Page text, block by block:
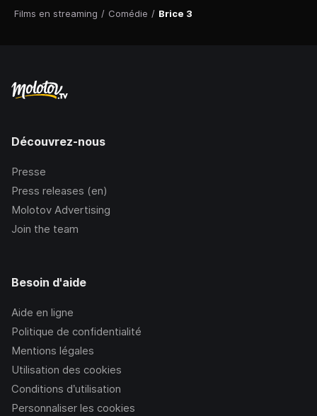
Films en streaming / Comédie / Brice 3
Découvrez-nous
Presse
Press releases (en)
Molotov Advertising
Join the team
Besoin d'aide
Aide en ligne
Politique de confidentialité
Mentions légales
Utilisation des cookies
Conditions d’utilisation
Personnaliser les cookies